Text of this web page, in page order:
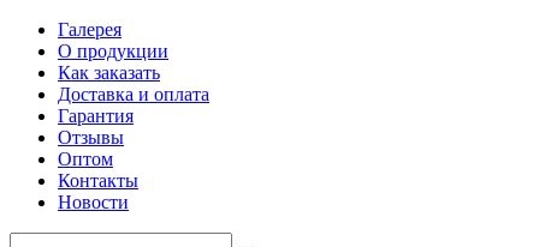
Галерея
О продукции
Как заказать
Доставка и оплата
Гарантия
Отзывы
Оптом
Контакты
Новости